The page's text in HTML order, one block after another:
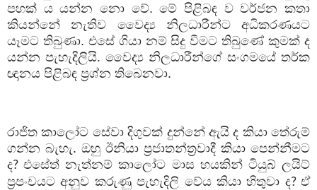
පහක් ය යන්න නො වේ. මේ පිළිබඳ ව වර්ජන කතා
කියන්නේ නැතිව වෛද්‍ය නිලධාරීන්ට අධිකරණයට
යෑමට තිබුණා. එසේ ගියා නම් සිදු වීමට තිබුණේ කුමක් ද
යන්න පැහැදිලියි. වෛද්‍ය නිලධාරීන්ගේ සංගමයේ තර්ක
ඥානය පිළිබඳ ප්‍රශ්න තිබෙනවා.
රාජිත කාලෝට සේවා දිගුවක් දුන්නේ ඇයි ද කියා තේරුම්
ගන්න බැහැ. ඔහු ඊනියා ප්‍රජාතන්ත්‍රවාදී කියා පෙන්නීමට
ද?එසේත් නැත්නම් කාලෝට මාස හයකින් ටියුබ් ලයිට්
ප්‍රපංචයට අනුව කරුණු පැහැදිලි වේය කියා හිතුවා ද? ඒ